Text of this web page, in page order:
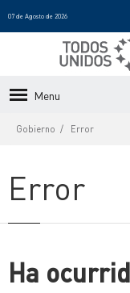
07 de Agosto de 2026
Menu
Gobierno Error
Error
Ha